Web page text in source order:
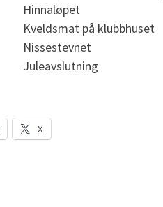
Hinnaløpet
Kveldsmat på klubbhuset
Nissestevnet
Juleavslutning
X